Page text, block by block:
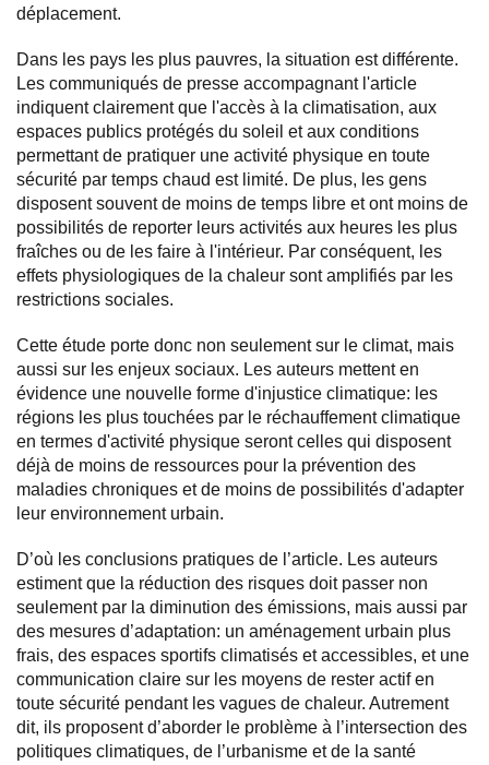
déplacement.
Dans les pays les plus pauvres, la situation est différente.
Les communiqués de presse accompagnant l'article
indiquent clairement que l'accès à la climatisation, aux
espaces publics protégés du soleil et aux conditions
permettant de pratiquer une activité physique en toute
sécurité par temps chaud est limité. De plus, les gens
disposent souvent de moins de temps libre et ont moins de
possibilités de reporter leurs activités aux heures les plus
fraîches ou de les faire à l'intérieur. Par conséquent, les
effets physiologiques de la chaleur sont amplifiés par les
restrictions sociales.
Cette étude porte donc non seulement sur le climat, mais
aussi sur les enjeux sociaux. Les auteurs mettent en
évidence une nouvelle forme d'injustice climatique: les
régions les plus touchées par le réchauffement climatique
en termes d'activité physique seront celles qui disposent
déjà de moins de ressources pour la prévention des
maladies chroniques et de moins de possibilités d'adapter
leur environnement urbain.
D’où les conclusions pratiques de l’article. Les auteurs
estiment que la réduction des risques doit passer non
seulement par la diminution des émissions, mais aussi par
des mesures d’adaptation: un aménagement urbain plus
frais, des espaces sportifs climatisés et accessibles, et une
communication claire sur les moyens de rester actif en
toute sécurité pendant les vagues de chaleur. Autrement
dit, ils proposent d’aborder le problème à l’intersection des
politiques climatiques, de l’urbanisme et de la santé